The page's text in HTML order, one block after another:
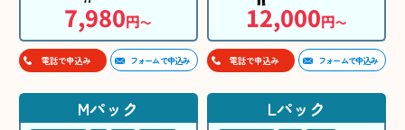
7,980円〜
電話で申込み フォームで申込み
12,000円〜
電話で申込み フォームで申込み
Mパック Lパック